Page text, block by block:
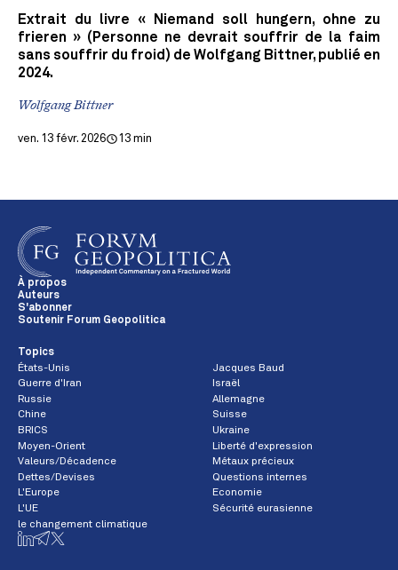
Extrait du livre « Niemand soll hungern, ohne zu
frieren » (Personne ne devrait souffrir de la faim
sans souffrir du froid) de Wolfgang Bittner, publié en
2024.
Wolfgang Bittner
ven. 13 févr. 2026 13 min
À propos
Auteurs
S'abonner
Soutenir Forum Geopolitica
Topics
États-Unis
Jacques Baud
Guerre d'Iran
Israël
Russie
Allemagne
Chine
Suisse
BRICS
Ukraine
Moyen-Orient
Liberté d'expression
Valeurs/Décadence
Métaux précieux
Dettes/Devises
Questions internes
L'Europe
Economie
L'UE
Sécurité eurasienne
le changement climatique